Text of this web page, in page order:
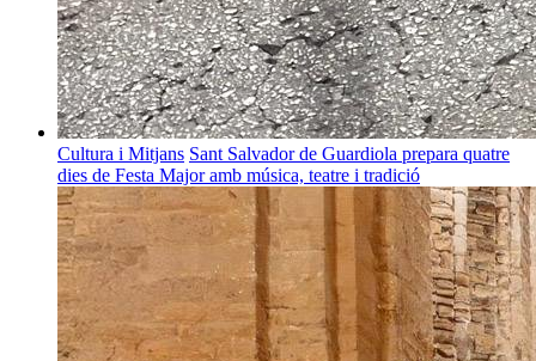
Cultura i Mitjans Sant Salvador de Guardiola prepara quatre
dies de Festa Major amb música, teatre i tradició